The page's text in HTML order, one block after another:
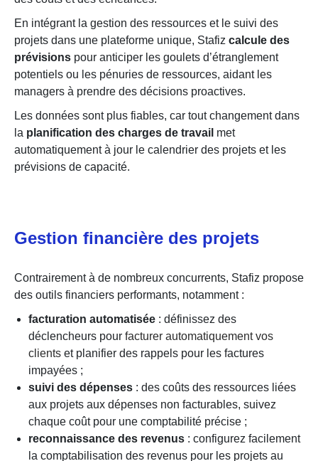
En intégrant la gestion des ressources et le suivi des
projets dans une plateforme unique, Stafiz calcule des
prévisions pour anticiper les goulets d’étranglement
potentiels ou les pénuries de ressources, aidant les
managers à prendre des décisions proactives.
Les données sont plus fiables, car tout changement dans
la planification des charges de travail met
automatiquement à jour le calendrier des projets et les
prévisions de capacité.
Gestion financière des projets
Contrairement à de nombreux concurrents, Stafiz propose
des outils financiers performants, notamment :
facturation automatisée : définissez des
déclencheurs pour facturer automatiquement vos
clients et planifier des rappels pour les factures
impayées ;
suivi des dépenses : des coûts des ressources liées
aux projets aux dépenses non facturables, suivez
chaque coût pour une comptabilité précise ;
reconnaissance des revenus : configurez facilement
la comptabilisation des revenus pour les projets au